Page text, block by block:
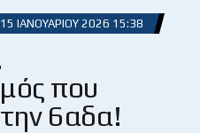
15 ΙΑΝΟΥΑΡΊΟΥ 2026 15:38
που
6αδα!